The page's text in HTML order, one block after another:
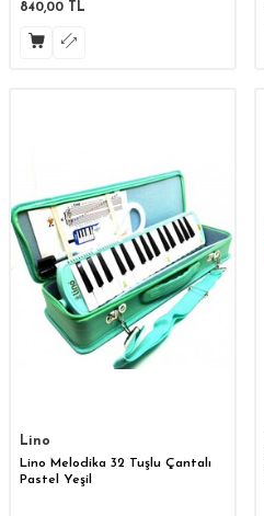
840,00 TL
Lino
Lino Melodika 32 Tuşlu Çantalı
Pastel Yeşil